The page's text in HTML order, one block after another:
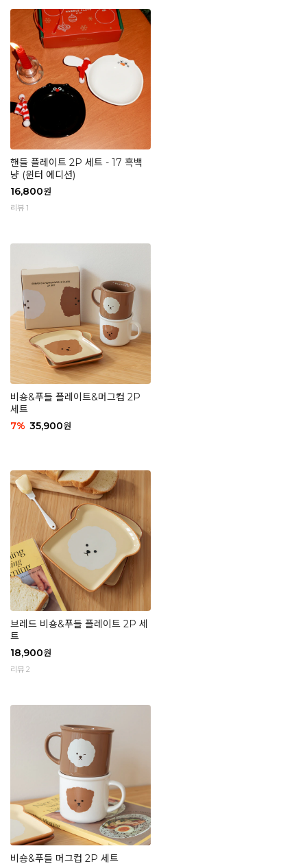
핸들 플레이트 2P 세트 - 17 흑백
냥 (윈터 에디션)
16,800원
리뷰 1
비숑&푸들 플레이트&머그컵 2P
세트
7% 35,900원
브레드 비숑&푸들 플레이트 2P 세
트
18,900원
리뷰 2
비숑&푸들 머그컵 2P 세트